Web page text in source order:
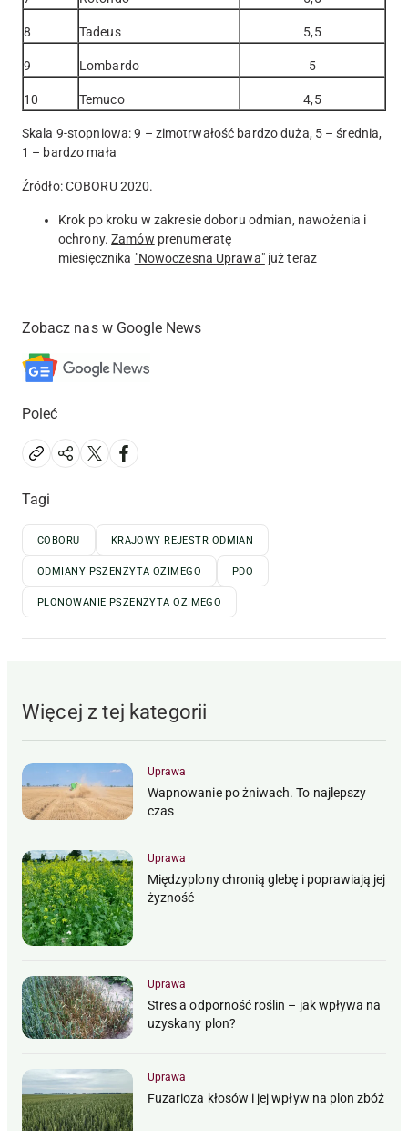
8 Tadeus 5,5
9 Lombardo 5
10 Temuco 4,5
Skala 9-stopniowa: 9 – zimotrwałość bardzo duża, 5 – średnia,
1 – bardzo mała
Źródło: COBORU 2020.
Krok po kroku w zakresie doboru odmian, nawożenia i
ochrony.Zamów prenumeratę
miesięcznika "Nowoczesna Uprawa"już teraz
Zobacz nas w Google News
Poleć
Tagi
COBORU KRAJOWY REJESTR ODMIAN
ODMIANY PSZENŻYTA OZIMEGO PDO
PLONOWANIE PSZENŻYTA OZIMEGO
Więcej z tej kategorii
Uprawa
Wapnowanie po żniwach. To najlepszy
czas
Uprawa
Międzyplony chronią glebę i poprawiają jej
żyzność
Uprawa
Stres a odporność roślin – jak wpływa na
uzyskany plon?
Uprawa
Fuzarioza kłosów i jej wpływ na plon zbóż